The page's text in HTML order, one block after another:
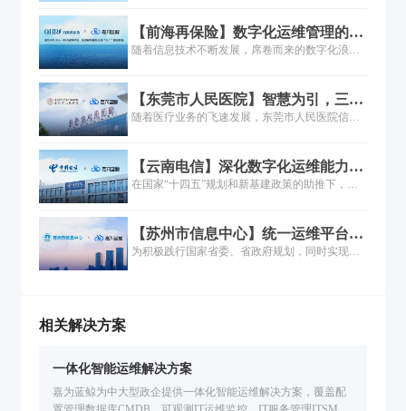
务消费的一体化场景，通过精细化管理提升IT服
务质量和效率。截至2022年末，南京证券已拥有
管理主要围绕日常业务运营来开展，确保IT服务
整体运作既满足业务需求又符合制度规范。
【前海再保险】数字化运维管理的实
践之路！
随着信息技术不断发展，席卷而来的数字化浪潮
挥“减震器”功效、推动巨灾保险体系建设的同
时，全面推进 “战略规划与组织流程建设”、“业务
中，数字化系统的建设和运维服务的重任落到了
IT部门肩上，这无疑给运维团队带来巨大的挑
【东莞市人民医院】智慧为引，三甲
医院落地一体化运维实践
随着医疗业务的飞速发展，东莞市人民医院信息
复杂度逐级递增，东莞市人民医院对信息系统的
连续性、稳定性要求也进一步提高。运维安全和
强？这都是医院信息科亟待解决的重要问题。
【云南电信】深化数字化运维能力，
支撑“数字云南”建设倍道而进
在国家“十四五”规划和新基建政策的助推下，企
稳定性有着极高的要求，在复杂ICT环境下，如何
借助大数据、智能化等数字技术和工具，实现高
【苏州市信息中心】统一运维平台落
地，嘉为助力市级政府数字化转型！
为积极践行国家省委、省政府规划，同时实现信
相关解决方案
一体化智能运维解决方案
嘉为蓝鲸为中大型政企提供一体化智能运维解决方案，覆盖配